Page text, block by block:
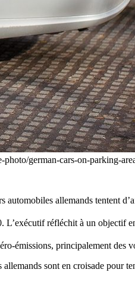
german-cars-on-parking-
allemands tentent
L’exécutif réfléchit à un objectif
émissions, principalement des
sont en croisade pour